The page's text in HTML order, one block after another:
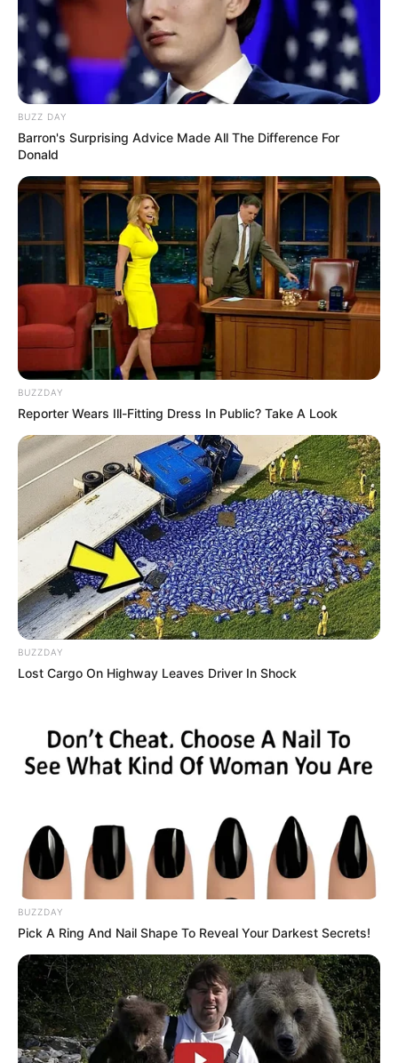
Elo7
Elo7
BUZZ DAY
Barron's Surprising Advice Made All The Difference For
Donald
BUZZDAY
Reporter Wears Ill-Fitting Dress In Public? Take A Look
BUZZDAY
Lost Cargo On Highway Leaves Driver In Shock
BUZZDAY
Pick A Ring And Nail Shape To Reveal Your Darkest Secrets!